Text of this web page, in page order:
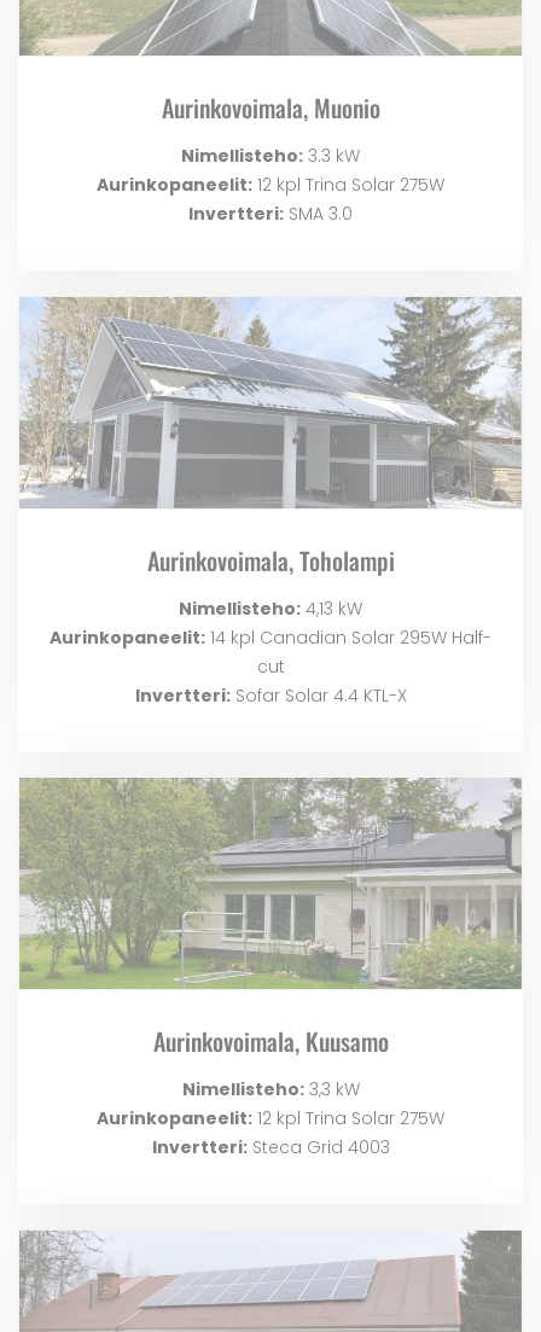
Aurinkovoimala, Muonio
Nimellisteho: 3.3 kW
Aurinkopaneelit: 12 kpl Trina Solar 275W
Invertteri: SMA 3.0
Aurinkovoimala, Toholampi
Nimellisteho: 4,13 kW
Aurinkopaneelit: 14 kpl Canadian Solar 295W Half-
cut
Invertteri:Sofar Solar 4.4 KTL-X
Aurinkovoimala, Kuusamo
Nimellisteho:3,3 kW
Aurinkopaneelit: 12 kpl Trina Solar 275W
Invertteri:Steca Grid 4003